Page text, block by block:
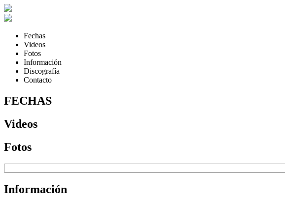
Fechas
Videos
Fotos
Información
Discografía
Contacto
FECHAS
Videos
Fotos
Información